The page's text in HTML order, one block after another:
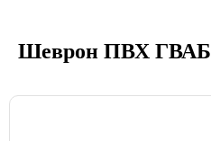
Шеврон ПВХ ГВАБ